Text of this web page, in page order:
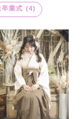
卒業式 (4)